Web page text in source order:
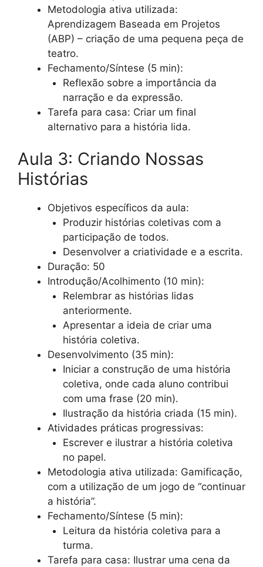
Metodologia ativa utilizada:
Aprendizagem Baseada em Projetos
(ABP) – criação de uma pequena peça de
teatro.
Fechamento/Síntese (5 min):
Reflexão sobre a importância da
narração e da expressão.
Tarefa para casa: Criar um final
alternativo para a história lida.
Aula 3: Criando Nossas
Histórias
Objetivos específicos da aula:
Produzir histórias coletivas com a
participação de todos.
Desenvolver a criatividade e a escrita.
Duração: 50
Introdução/Acolhimento (10 min):
Relembrar as histórias lidas
anteriormente.
Apresentar a ideia de criar uma
história coletiva.
Desenvolvimento (35 min):
Iniciar a construção de uma história
coletiva, onde cada aluno contribui
com uma frase (20 min).
Ilustração da história criada (15 min).
Atividades práticas progressivas:
Escrever e ilustrar a história coletiva
no papel.
Metodologia ativa utilizada: Gamificação,
com a utilização de um jogo de “continuar
a história”.
Fechamento/Síntese (5 min):
Leitura da história coletiva para a
turma.
Tarefa para casa: Ilustrar uma cena da